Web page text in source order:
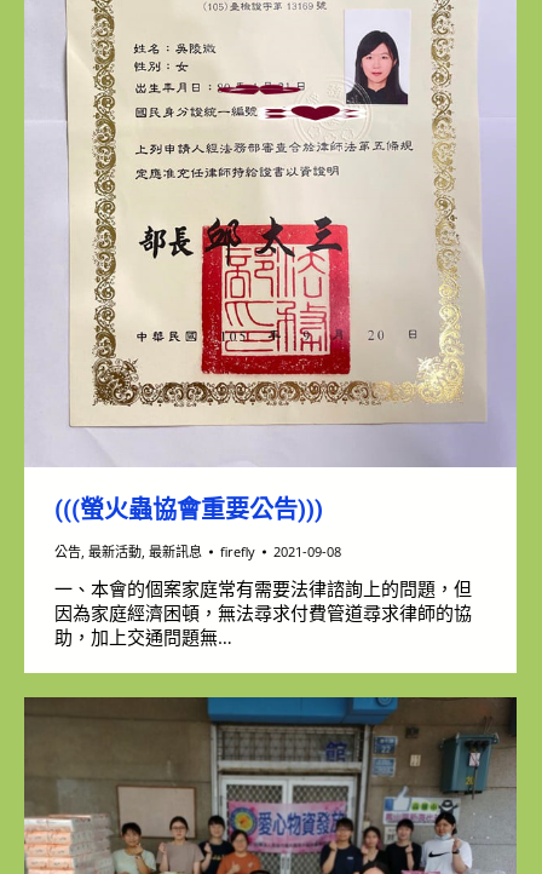
(((螢火蟲協會重要公告)))
公告 最新活動 最新訊息 firefly 2021-09-08
一、本會的個案家庭常有需要法律諮詢上的問題，但
因為家庭經濟困頓，無法尋求付費管道尋求律師的協
助，加上交通問題無…